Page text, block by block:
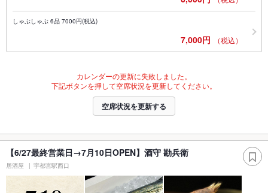
しゃぶしゃぶ 6品 7000円(税込)
7,000円 （税込）
カレンダーの更新に失敗しました。
下記ボタンを押して空席状況を更新してください。
空席状況を更新する
【6/27最終営業日→7月10日OPEN】酒守 勘兵衛
居酒屋 宇都宮駅西口